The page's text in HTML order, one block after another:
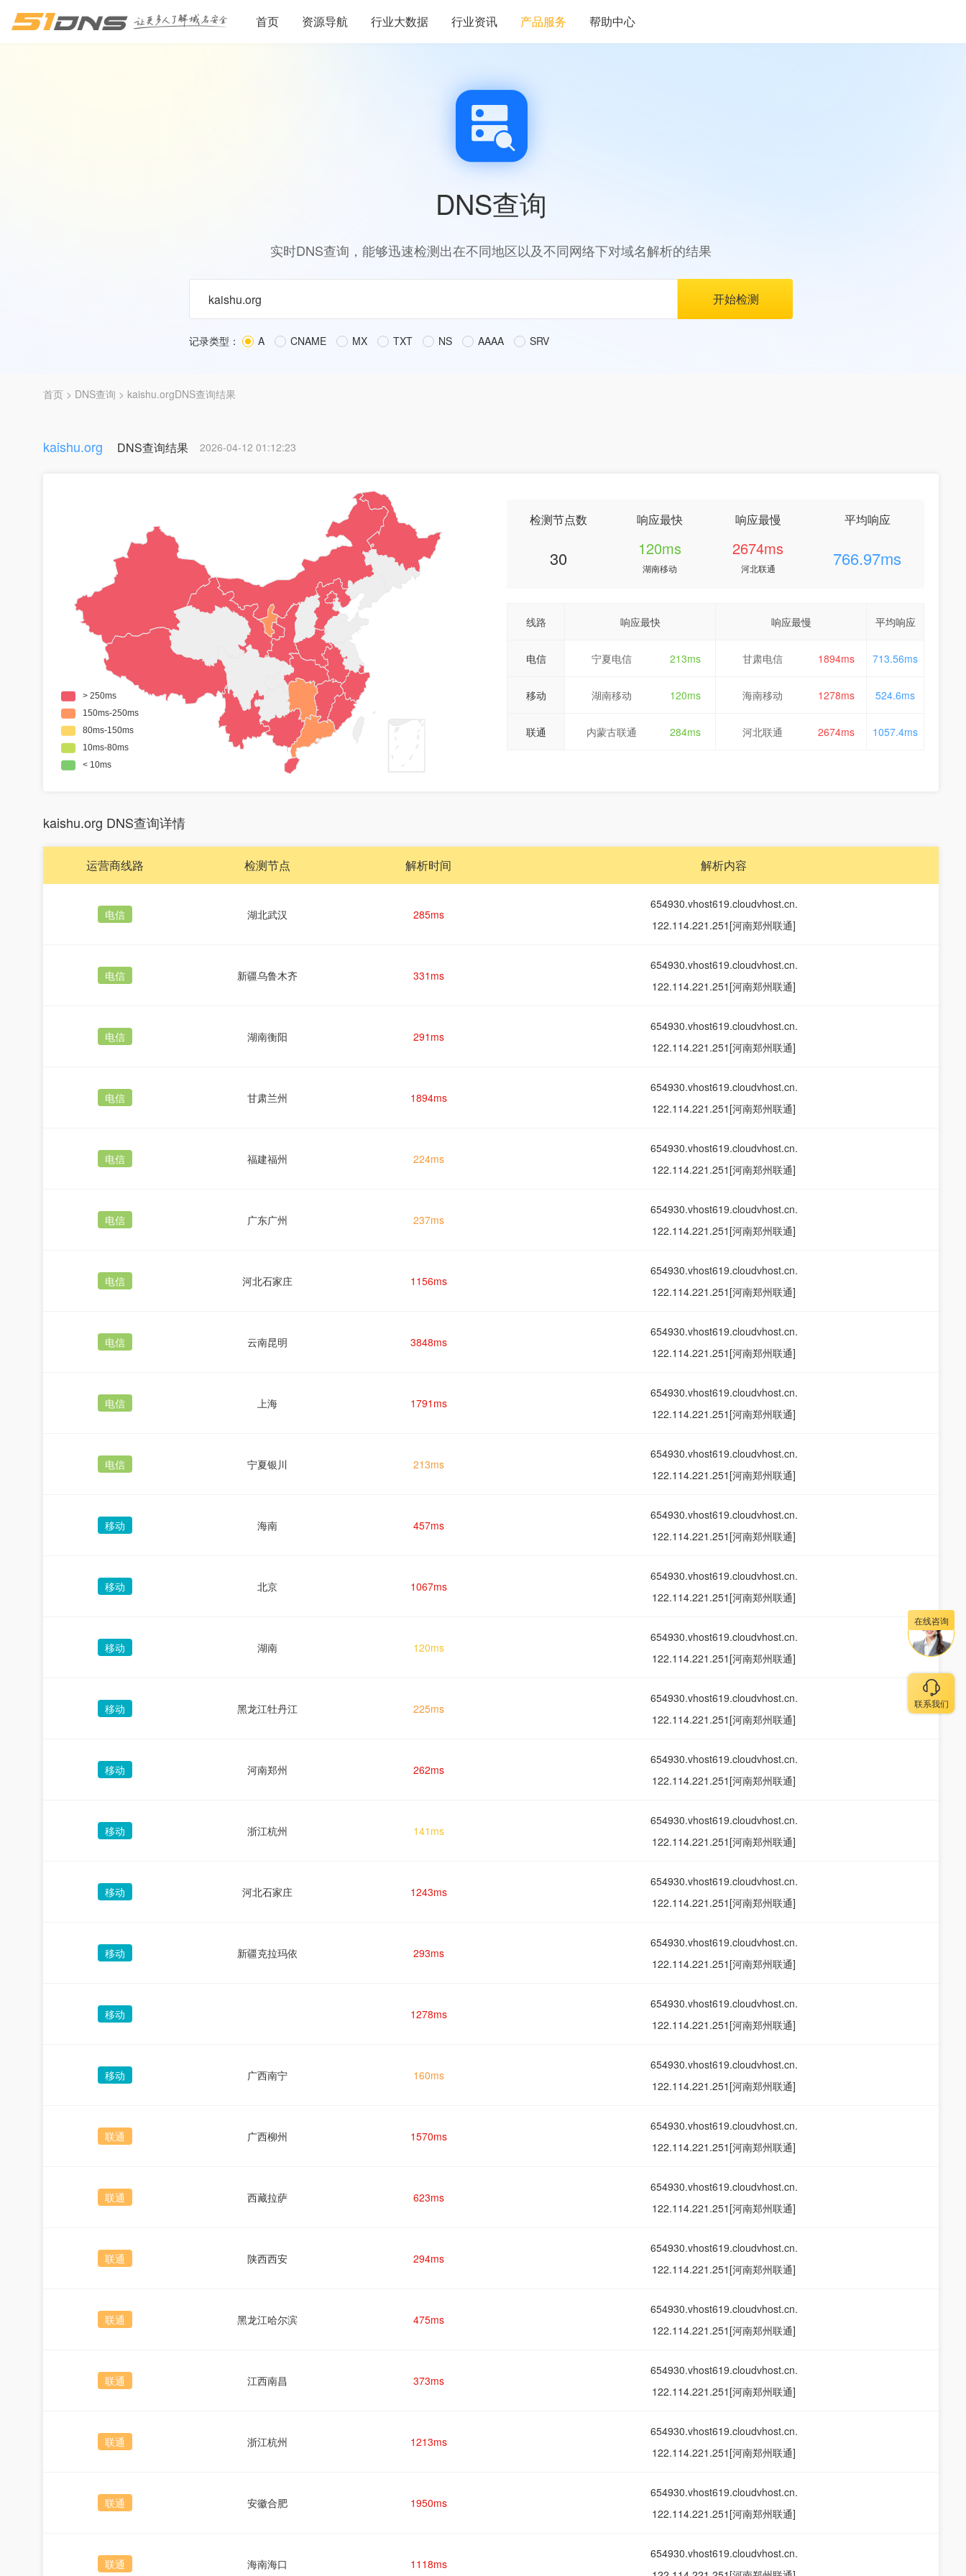
首页 资源导航 行业大数据 行业资讯 产品服务 帮助中心
DNS查询
实时DNS查询，能够迅速检测出在不同地区以及不同网络下对域名解析的结果
记录类型： A CNAME MX TXT NS AAAA SRV
首页 > DNS查询 > kaishu.orgDNS查询结果
kaishu.org DNS查询结果 2026-04-12 01:12:23
检测节点数
30
响应最快
120ms
湖南移动
响应最慢
2674ms
河北联通
平均响应
766.97ms
线路 响应最快 响应最慢 平均响应
电信 宁夏电信 213ms 甘肃电信 1894ms 713.56ms
移动 湖南移动 120ms 海南移动 1278ms 524.6ms
联通 内蒙古联通 284ms 河北联通 2674ms 1057.4ms
kaishu.org DNS查询详情
运营商线路 检测节点 解析时间 解析内容
电信 湖北武汉 285ms
654930.vhost619.cloudvhost.cn.
122.114.221.251[河南郑州联通]
电信 新疆乌鲁木齐 331ms
654930.vhost619.cloudvhost.cn.
122.114.221.251[河南郑州联通]
电信 湖南衡阳 291ms
654930.vhost619.cloudvhost.cn.
122.114.221.251[河南郑州联通]
电信 甘肃兰州 1894ms
654930.vhost619.cloudvhost.cn.
122.114.221.251[河南郑州联通]
电信 福建福州 224ms
654930.vhost619.cloudvhost.cn.
122.114.221.251[河南郑州联通]
电信 广东广州 237ms
654930.vhost619.cloudvhost.cn.
122.114.221.251[河南郑州联通]
电信 河北石家庄 1156ms
654930.vhost619.cloudvhost.cn.
122.114.221.251[河南郑州联通]
电信 云南昆明 3848ms
654930.vhost619.cloudvhost.cn.
122.114.221.251[河南郑州联通]
电信 上海 1791ms
654930.vhost619.cloudvhost.cn.
122.114.221.251[河南郑州联通]
电信 宁夏银川 213ms
654930.vhost619.cloudvhost.cn.
122.114.221.251[河南郑州联通]
移动 海南 457ms
654930.vhost619.cloudvhost.cn.
122.114.221.251[河南郑州联通]
移动 北京 1067ms
654930.vhost619.cloudvhost.cn.
122.114.221.251[河南郑州联通]
移动 湖南 120ms
654930.vhost619.cloudvhost.cn.
122.114.221.251[河南郑州联通]
移动 黑龙江牡丹江 225ms
654930.vhost619.cloudvhost.cn.
122.114.221.251[河南郑州联通]
移动 河南郑州 262ms
654930.vhost619.cloudvhost.cn.
122.114.221.251[河南郑州联通]
移动 浙江杭州 141ms
654930.vhost619.cloudvhost.cn.
122.114.221.251[河南郑州联通]
移动 河北石家庄 1243ms
654930.vhost619.cloudvhost.cn.
122.114.221.251[河南郑州联通]
移动 新疆克拉玛依 293ms
654930.vhost619.cloudvhost.cn.
122.114.221.251[河南郑州联通]
移动 1278ms
654930.vhost619.cloudvhost.cn.
122.114.221.251[河南郑州联通]
移动 广西南宁 160ms
654930.vhost619.cloudvhost.cn.
122.114.221.251[河南郑州联通]
联通 广西柳州 1570ms
654930.vhost619.cloudvhost.cn.
122.114.221.251[河南郑州联通]
联通 西藏拉萨 623ms
654930.vhost619.cloudvhost.cn.
122.114.221.251[河南郑州联通]
联通 陕西西安 294ms
654930.vhost619.cloudvhost.cn.
122.114.221.251[河南郑州联通]
联通 黑龙江哈尔滨 475ms
654930.vhost619.cloudvhost.cn.
122.114.221.251[河南郑州联通]
联通 江西南昌 373ms
654930.vhost619.cloudvhost.cn.
122.114.221.251[河南郑州联通]
联通 浙江杭州 1213ms
654930.vhost619.cloudvhost.cn.
122.114.221.251[河南郑州联通]
联通 安徽合肥 1950ms
654930.vhost619.cloudvhost.cn.
122.114.221.251[河南郑州联通]
联通 海南海口 1118ms
654930.vhost619.cloudvhost.cn.
在线咨询
联系我们